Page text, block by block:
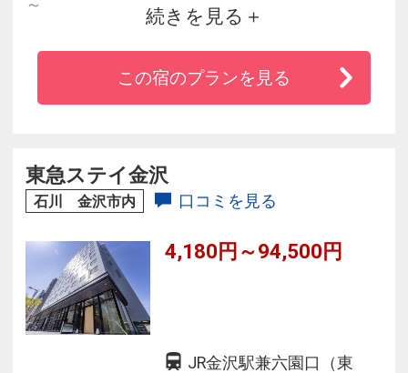
～
季節と風土に身を委ね、無為自然に過ごす旅。
でひと息を。
香りを愉しむサシェ作り体験もご用意しており
朝は石川県産米のご飯を中心とした滋味深くほ
っとする朝食で
身体を整えるひとときをお過ごしください
続きを見る
この宿のプランを見る
東急ステイ金沢
石川 金沢市内 口コミを見る
4,180円～94,500円
JR金沢駅兼六園口（東